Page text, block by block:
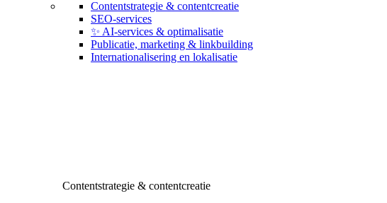
Contentstrategie & contentcreatie
SEO-services
✨ AI-services & optimalisatie
Publicatie, marketing & linkbuilding
Internationalisering en lokalisatie
Contentstrategie & contentcreatie